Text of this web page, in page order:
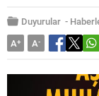
Duyurular -
A+ A-